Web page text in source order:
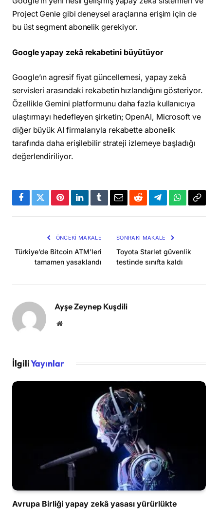
Project Genie gibi deneysel araçlarına erişim için de
bu üst segment abonelik gerekiyor.
Google yapay zekâ rekabetini büyütüyor
Google’ın agresif fiyat güncellemesi, yapay zekâ
servisleri arasındaki rekabetin hızlandığını gösteriyor.
Özellikle Gemini platformunu daha fazla kullanıcıya
ulaştırmayı hedefleyen şirketin; OpenAI, Microsoft ve
diğer büyük AI firmalarıyla rekabette abonelik
tarafında daha erişilebilir strateji izlemeye başladığı
değerlendiriliyor.
Facebook
TwitterPinterestLinkedInTumblrEmailRedditTelegramWhatsApp
ÖNCEKI MAKALE
Türkiye’de Bitcoin ATM’leri
tamamen yasaklandı
SONRAKI MAKALE
Toyota Starlet güvenlik
testinde sınıfta kaldı
Ayşe Zeynep Kuşdili
Website
İlgiliYayınlar
Avrupa Birliği yapay zekâ yasası yürürlükte